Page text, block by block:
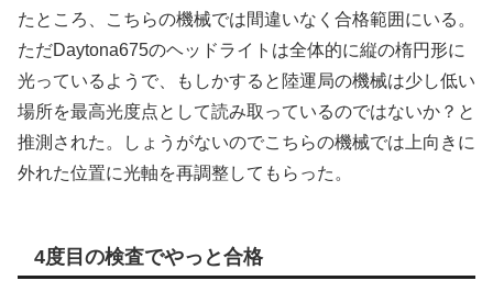
たところ、こちらの機械では間違いなく合格範囲にいる。
ただDaytona675のヘッドライトは全体的に縦の楕円形に
光っているようで、もしかすると陸運局の機械は少し低い
場所を最高光度点として読み取っているのではないか？と
推測された。しょうがないのでこちらの機械では上向きに
外れた位置に光軸を再調整してもらった。
4度目の検査でやっと合格